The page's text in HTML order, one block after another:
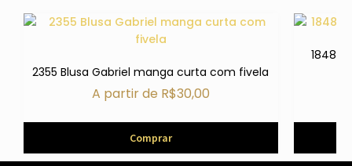
2355 Blusa Gabriel manga curta com fivela
A partir de R$30,00
Comprar
1848